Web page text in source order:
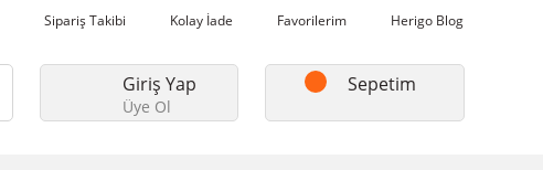
Sipariş Takibi Kolay İade Favorilerim Herigo Blog
Giriş Yap
Üye Ol
Sepetim